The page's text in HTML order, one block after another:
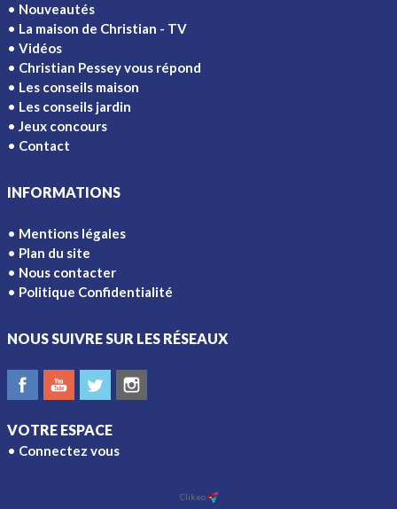
Nouveautés
La maison de Christian - TV
Vidéos
Christian Pessey vous répond
Les conseils maison
Les conseils jardin
Jeux concours
Contact
INFORMATIONS
Mentions légales
Plan du site
Nous contacter
Politique Confidentialité
NOUS SUIVRE SUR LES RÉSEAUX
VOTRE ESPACE
Connectez vous
Clikeo